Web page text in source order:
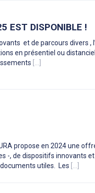
EST DISPONIBLE !
et de parcours divers ,
en présentiel ou
[...]
propose en 2024 une
-, de dispositifs innovants
utiles. Les